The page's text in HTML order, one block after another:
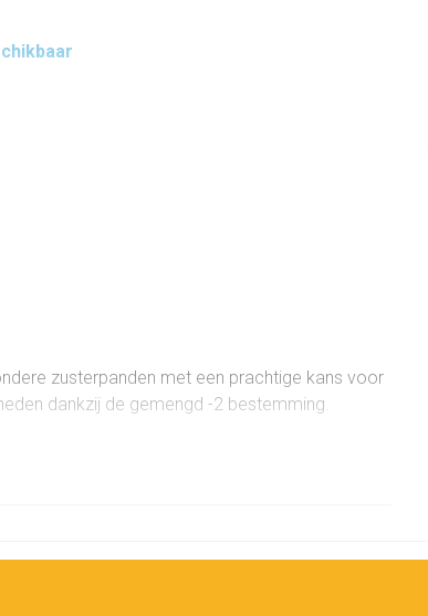
zusterpanden met een prachtige kans voor
dankzij de gemengd -2 bestemming.